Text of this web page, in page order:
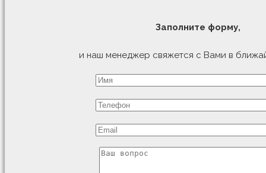
Заполните форму,
и наш менеджер свяжется с Вами в